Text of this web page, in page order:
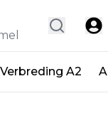
Verbreding A2